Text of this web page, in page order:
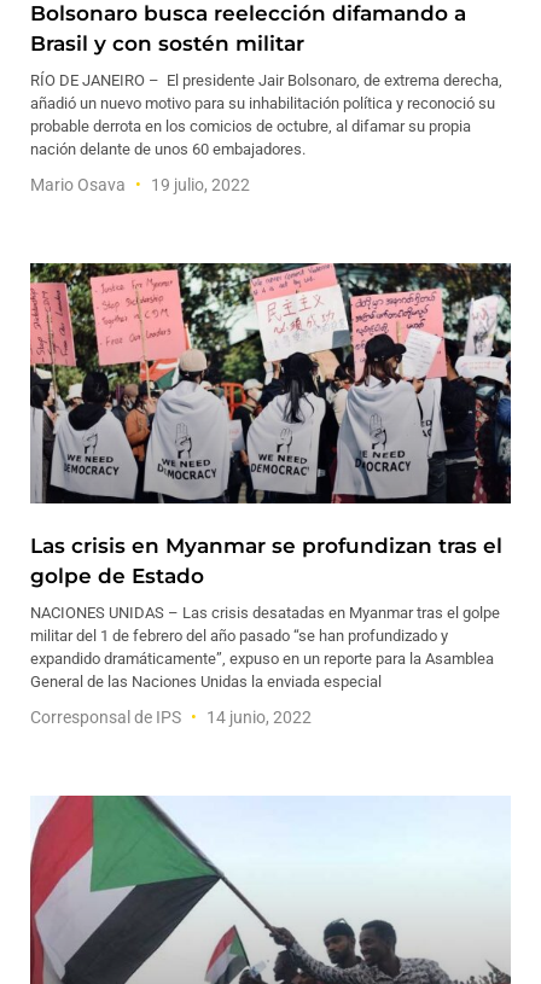
Bolsonaro busca reelección difamando a
Brasil y con sostén militar
RÍO DE JANEIRO – El presidente Jair Bolsonaro, de extrema derecha,
añadió un nuevo motivo para su inhabilitación política y reconoció su
probable derrota en los comicios de octubre, al difamar su propia
nación delante de unos 60 embajadores.
Mario Osava 19 julio, 2022
Las crisis en Myanmar se profundizan tras el
golpe de Estado
NACIONES UNIDAS – Las crisis desatadas en Myanmar tras el golpe
militar del 1 de febrero del año pasado “se han profundizado y
expandido dramáticamente”, expuso en un reporte para la Asamblea
General de las Naciones Unidas la enviada especial
Corresponsal de IPS 14 junio, 2022